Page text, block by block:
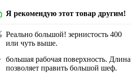
Я рекомендую этот товар другим!
Реально большой! зернистость 400
или чуть выше.
большая рабочая поверхность. Длина
позволяет править большой шеф.